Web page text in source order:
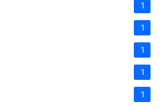
1
1
1
1
1